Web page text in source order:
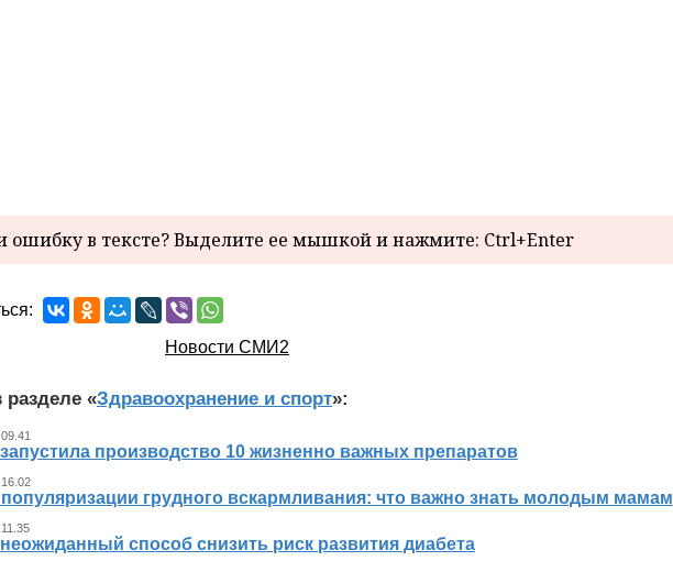
в тексте? Выделите ее мышкой и нажмите: Ctrl+Enter
Новости СМИ2
разделе «Здравоохранение и спорт»:
производство 10 жизненно важных препаратов
грудного вскармливания: что важно знать молодым мамам
способ снизить риск развития диабета